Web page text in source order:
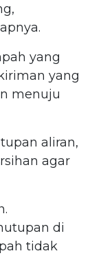
yang
yang
menuju
aliran,
agar
di
tidak